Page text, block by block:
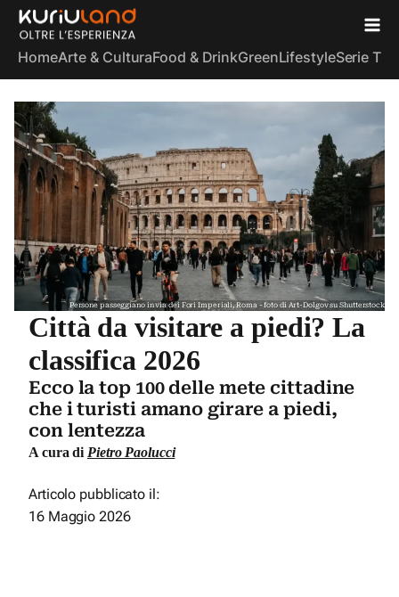
HomeArte & CulturaFood & DrinkGreenLifestyleSerie TV
Persone passeggiano in via dei Fori Imperiali, Roma - foto di Art-Dolgov su Shutterstock
Città da visitare a piedi? La
classifica 2026
Ecco la top 100 delle mete cittadine
che i turisti amano girare a piedi,
con lentezza
A cura di Pietro Paolucci
Articolo pubblicato il:
16 Maggio 2026